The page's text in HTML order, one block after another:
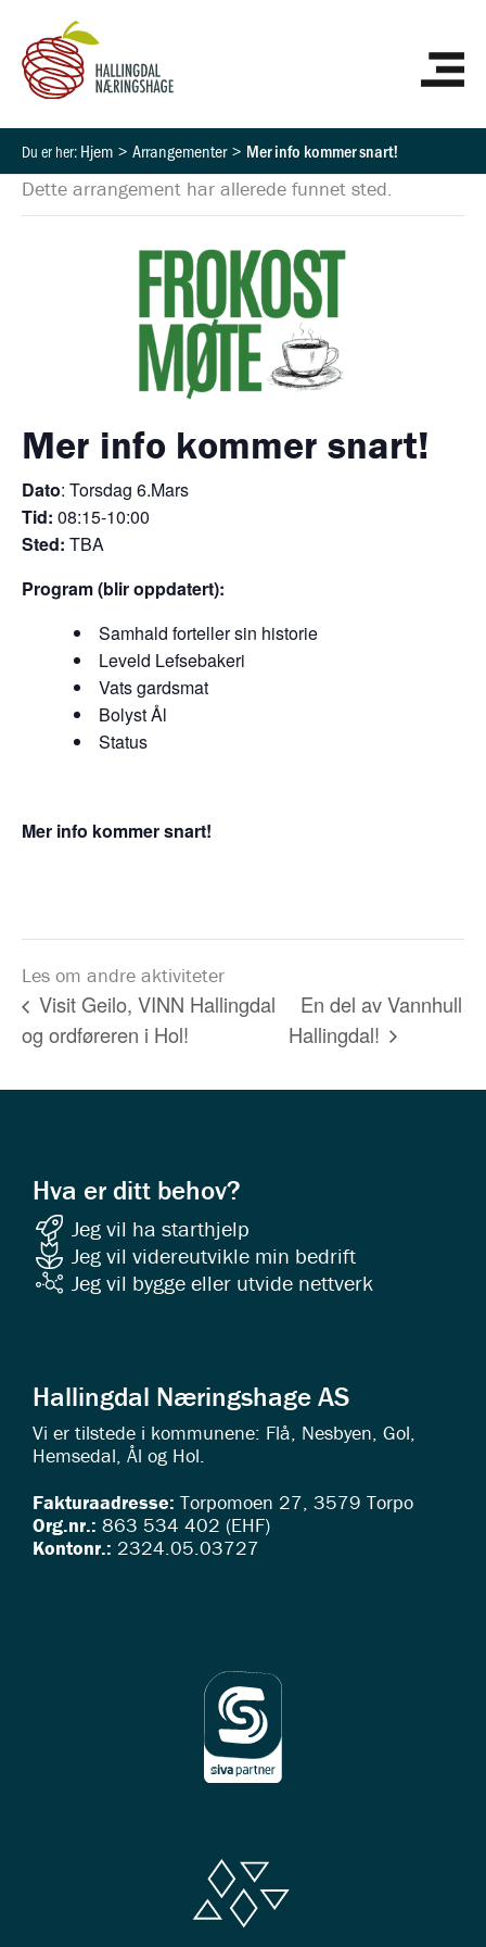
innholdet
Hjem Arrangementer Mer info kommer snart!
Dette arrangement har allerede funnet sted.
Mer info kommer snart!
Dato: Torsdag 6.Mars
Tid: 08:15-10:00
Sted: TBA
Program (blir oppdatert):
Samhald forteller sin historie
Leveld Lefsebakeri
Vats gardsmat
Bolyst Ål
Status
Mer info kommer snart!
Les om andre aktiviteter
Visit Geilo, VINN Hallingdal
og ordføreren i Hol!
En del av Vannhull
Hallingdal!
Hva er ditt behov?
Jeg vil ha starthjelp
Jeg vil videreutvikle min bedrift
Jeg vil bygge eller utvide nettverk
Hallingdal Næringshage AS
Vi er tilstede i kommunene: Flå, Nesbyen, Gol,
Hemsedal, Ål og Hol.
Fakturaadresse: Torpomoen 27, 3579 Torpo
Org.nr.: 863 534 402 (EHF)
Kontonr.: 2324.05.03727